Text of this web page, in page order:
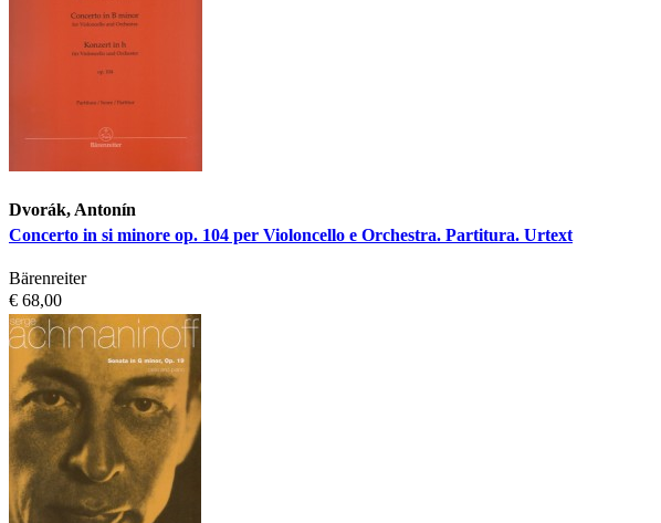
Dvorák, Antonín
Concerto in si minore op. 104 per Violoncello e Orchestra. Partitura. Urtext
Bärenreiter
€ 68,00